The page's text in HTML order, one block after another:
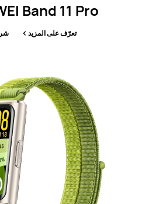
Band 11 Pro
تعرّف على المزيد